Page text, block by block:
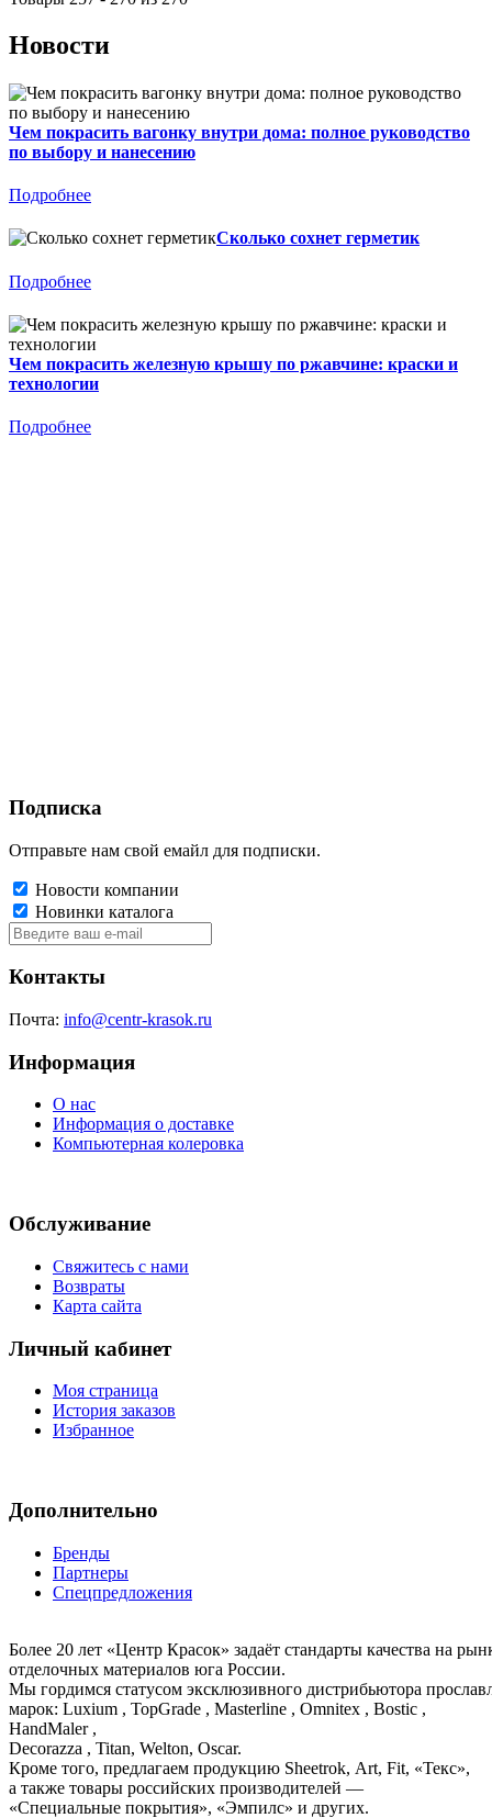
Новости
Чем покрасить вагонку внутри дома: полное руководство
по выбору и нанесению
Подробнее
Сколько сохнет герметик
Подробнее
Чем покрасить железную крышу по ржавчине: краски и
технологии
Подробнее
Подписка
Отправьте нам свой емайл для подписки.
Новости компании
Новинки каталога
Контакты
Почта: info@centr-krasok.ru
Информация
О нас
Информация о доставке
Компьютерная колеровка
Обслуживание
Свяжитесь с нами
Возвраты
Карта сайта
Личный кабинет
Моя страница
История заказов
Избранное
Дополнительно
Бренды
Партнеры
Спецпредложения
Более 20 лет «Центр Красок» задаёт стандарты качества на
отделочных материалов юга России.
Мы гордимся статусом эксклюзивного дистрибьютора
марок: Luxium , TopGrade , Masterline , Omnitex , Bostic ,
HandMaler ,
Decorazza , Titan, Welton, Oscar.
Кроме того, предлагаем продукцию Sheetrok, Art, Fit, «Текс»,
а также товары российских производителей —
«Специальные покрытия», «Эмпилс» и других.